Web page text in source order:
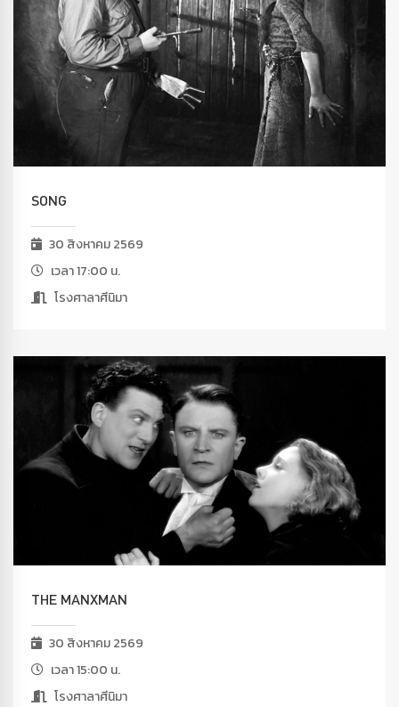
SONG
30 สิงหาคม 2569
เวลา 17:00 น.
โรงศาลาศีนิมา
THE MANXMAN
30 สิงหาคม 2569
เวลา 15:00 น.
โรงศาลาศีนิมา